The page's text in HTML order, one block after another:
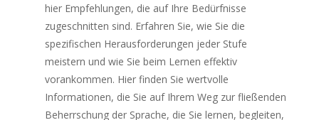
hier Empfehlungen, die auf Ihre Bedürfnisse
zugeschnitten sind. Erfahren Sie, wie Sie die
spezifischen Herausforderungen jeder Stufe
meistern und wie Sie beim Lernen effektiv
vorankommen. Hier finden Sie wertvolle
Informationen, die Sie auf Ihrem Weg zur fließenden
Beherrschung der Sprache, die Sie lernen, begleiten,